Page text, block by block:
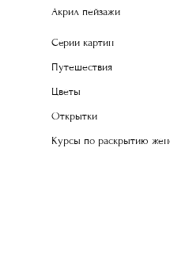
Акрил пейзажи
Серии картин
Путешествия
Цветы
Открытки
Курсы по раскрытию